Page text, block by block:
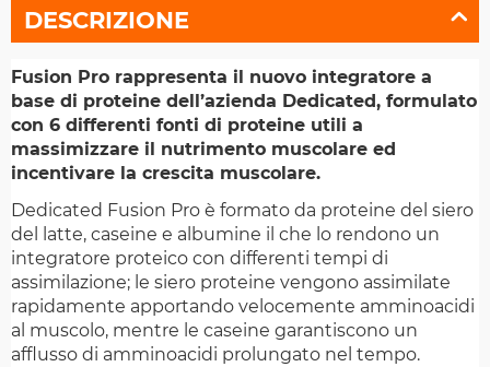
DESCRIZIONE
Fusion Pro rappresenta il nuovo integratore a
base di proteine dell’azienda Dedicated, formulato
con 6 differenti fonti di proteine utili a
massimizzare il nutrimento muscolare ed
incentivare la crescita muscolare.
Dedicated Fusion Pro è formato da proteine del siero
del latte, caseine e albumine il che lo rendono un
integratore proteico con differenti tempi di
assimilazione; le siero proteine vengono assimilate
rapidamente apportando velocemente amminoacidi
al muscolo, mentre le caseine garantiscono un
afflusso di amminoacidi prolungato nel tempo.